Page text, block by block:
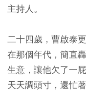
主持人。
二十四歲，曹啟泰
在那個年代，簡直
生意，讓他欠了一
天天調頭寸，還忙